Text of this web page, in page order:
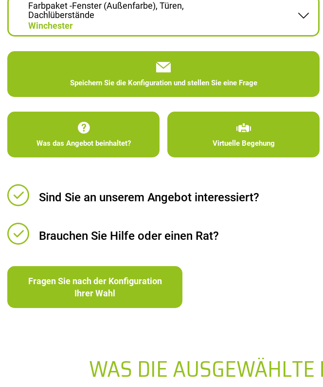
Farbpaket -Fenster (Außenfarbe), Türen,
Dachlüberstände
Winchester
Speichern Sie die Konfiguration und stellen Sie eine Frage
Was das Angebot beinhaltet? Virtuelle Begehung
Sind Sie an unserem Angebot interessiert?
Brauchen Sie Hilfe oder einen Rat?
Fragen Sie nach der Konfiguration
Ihrer Wahl
WAS DIE AUSGEWÄHLTE